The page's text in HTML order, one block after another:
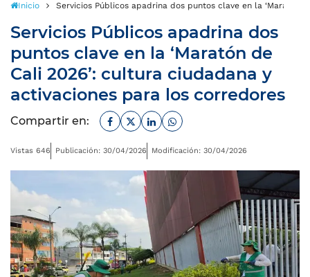
Inicio Servicios Públicos apadrina dos puntos clave en la ‘Maratón
Servicios Públicos apadrina dos
puntos clave en la ‘Maratón de
Cali 2026’: cultura ciudadana y
activaciones para los corredores
Compartir en: Facebook
TwitterLinkedinWhatsapp
Vistas 646 Publicación: 30/04/2026 Modificación: 30/04/2026